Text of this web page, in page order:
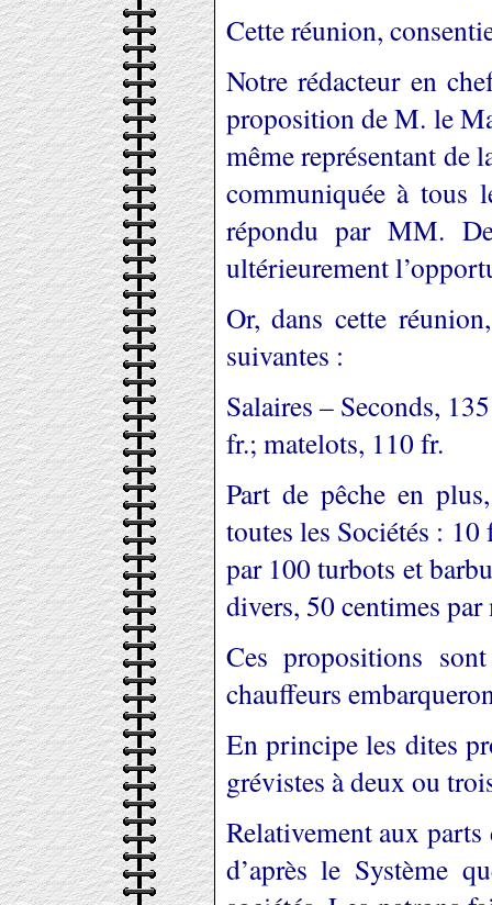
Cette réunion,
Notre rédacteur en
proposition de M. le
même représentant de
communiquée à tous
répondu par MM.
ultérieurement
Or, dans cette
suivantes :
Salaires – Seconds,
fr.; matelots, 110 fr.
Part de pêche en
toutes les Sociétés :
par 100 turbots et
divers, 50 centimes
Ces propositions
chauffeurs
En principe les dites
grévistes à deux ou
Relativement aux
d’après le Système